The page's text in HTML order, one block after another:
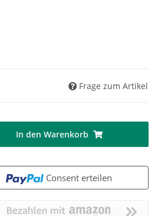
Frage zum Artikel
In den Warenkorb
Consent erteilen